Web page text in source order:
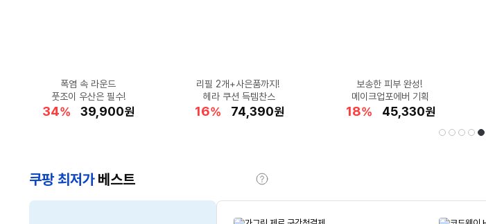
드리미 공홈 최대 혜택가!
X60 Ultra 블랙
할
41% 990,000원
코카콜라 신상품 레몬라임★
상큼함을 더했어요!
할
44% 14,800원
피지 흡착&쿨링
클로란 드라이 샴푸
할
46% 9,500원
손목+전완근 운동
요즘 대세★자이로볼
할
62% 5,000원
요즘 SNS에서 핫한
미닉스 미니 김치냉장고
할
10% 356,140원
내일 바로 설치 가능한
LG 1위 김치냉장고
할39% 1,021,920원
아이폰17 프로
G마켓 추가적립
할24% 1,736,300원
★BIG한 맛과 크기★
냉동 빅 블루베리 1kg
할
30% 10,390원
단조 아이언 찾으세요?
JPX S30 추천~
할38% 849,000원
★G마켓 홈쇼핑특가★
엘르 백팩+크로스백 2종
할
49% 46,740원
★폭염 땀냄새 삭제★
데오드란트 스프레이 200ml
할
78% 5,790원
공홈 최대 혜택가!
드리미 X60 Master
37% 1,090,000원
폭염 속 라운드
풋조이 우산은 필수!
할
34% 39,900원
리필 2개+사은품까지!
헤라 쿠션 득템찬스
할
16% 74,390원
보송한 피부 완성!
메이크업포에버 기획
할
18% 45,330원
쿠팡 최저가 베스트
도
움
말